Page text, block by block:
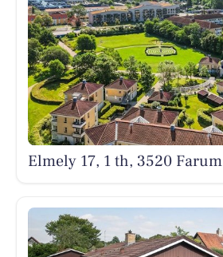
Elmely 17, 1 th, 3520 Farum